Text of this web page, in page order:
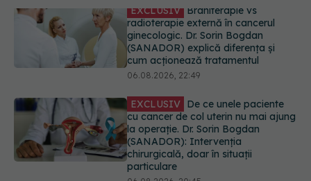
EXCLUSIV De ce unele paciente
cu cancer de col uterin nu mai ajung
la operație. Dr. Sorin Bogdan
(SANADOR): Intervenția
chirurgicală, doar în situații
06.08.2026, 20:45
Alertă în Europa după un nou caz
de hantavirus Anzi, singura tulpină
care se transmite de la om la om
06.08.2026, 20:06